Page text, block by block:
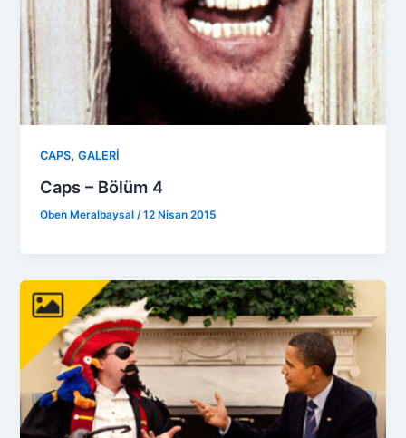
CAPS,GALERİ
Caps – Bölüm 4
Oben Meralbaysal/12 Nisan 2015